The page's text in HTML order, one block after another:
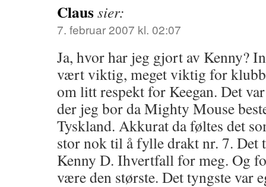
Claussier:
7. februar 2007 kl. 02:07
Ja, hvor har jeg gjort av Kenny?
vært viktig, meget viktig for
om litt respekt for Keegan. Det
der jeg bor da Mighty Mouse
Tyskland. Akkurat da føltes det
stor nok til å fylle drakt nr. 7. Det
Kenny D. Ihvertfall for meg. Og
være den største. Det tyngste var